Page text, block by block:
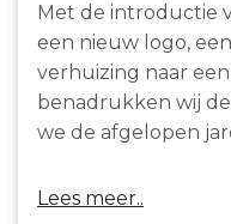
Met de introductie
een nieuw logo,
verhuizing naar
benadrukken wij
we de afgelopen
Lees meer..